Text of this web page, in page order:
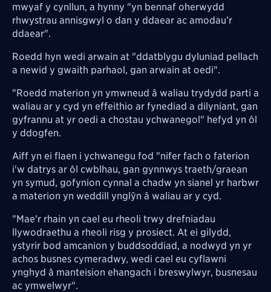
mwyaf y cynllun, a hynny "yn bennaf oherwydd
rhwystrau annisgwyl o dan y ddaear ac amodau’r
ddaear".
Roedd hyn wedi arwain at "ddatblygu dyluniad pellach
a newid y gwaith parhaol, gan arwain at oedi".
"Roedd materion yn ymwneud â waliau trydydd parti a
waliau ar y cyd yn effeithio ar fynediad a dilyniant, gan
gyfrannu at yr oedi a chostau ychwanegol" hefyd yn ôl
y ddogfen.
Aiff yn ei flaen i ychwanegu fod "nifer fach o faterion
i'w datrys ar ôl cwblhau, gan gynnwys traeth/graean
yn symud, gofynion cynnal a chadw yn sianel yr harbwr
a materion yn weddill ynglŷn â waliau ar y cyd.
"Mae'r rhain yn cael eu rheoli trwy drefniadau
llywodraethu a rheoli risg y prosiect. At ei gilydd,
ystyrir bod amcanion y buddsoddiad, a nodwyd yn yr
achos busnes cymeradwy, wedi cael eu cyflawni
ynghyd â manteision ehangach i breswylwyr, busnesau
ac ymwelwyr".